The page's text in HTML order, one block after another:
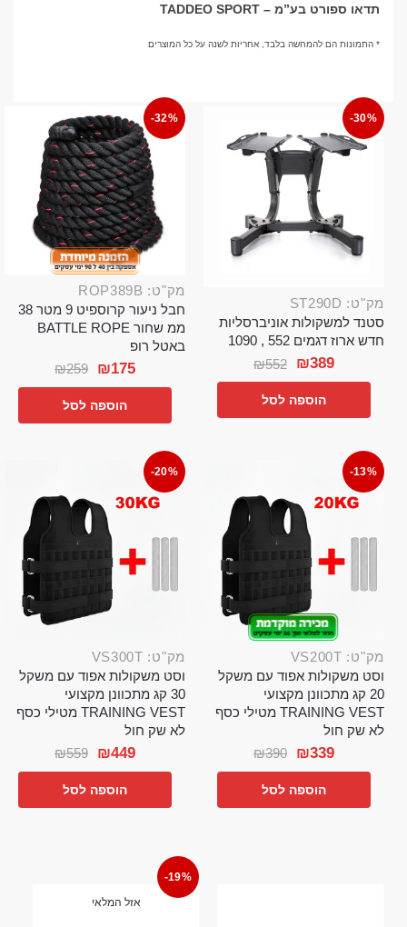
תדאו ספורט בע”מ – TADDEO SPORT
* התמונות הם להמחשה בלבד, אחריות לשנה על כל המוצרים
-30%
מק"ט: ST290D
סטנד למשקולות אוניברסליות
חדש ארוז דגמים 552 , 1090
₪552 ₪389
הוספה לסל
-32%
מק"ט: ROP389B
חבל ניעור קרוספיט 9 מטר 38
ממ שחור BATTLE ROPE
באטל רופ
₪259 ₪175
הוספה לסל
-13%
מק"ט: VS200T
וסט משקולות אפוד עם משקל
20 קג מתכוונן מקצועי
TRAINING VEST מטילי כסף
לא שק חול
₪390 ₪339
הוספה לסל
-20%
מק"ט: VS300T
וסט משקולות אפוד עם משקל
30 קג מתכוונן מקצועי
TRAINING VEST מטילי כסף
לא שק חול
₪559 ₪449
הוספה לסל
-19%
אזל המלאי